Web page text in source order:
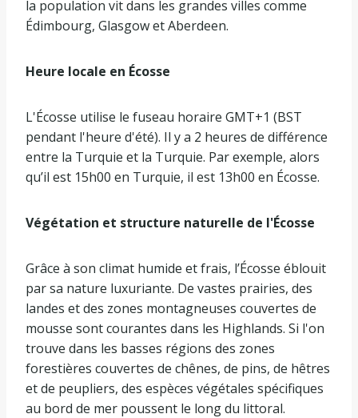
la population vit dans les grandes villes comme
Édimbourg, Glasgow et Aberdeen.
Heure locale en Écosse
L'Écosse utilise le fuseau horaire GMT+1 (BST
pendant l'heure d'été). Il y a 2 heures de différence
entre la Turquie et la Turquie. Par exemple, alors
qu’il est 15h00 en Turquie, il est 13h00 en Écosse.
Végétation et structure naturelle de l'Écosse
Grâce à son climat humide et frais, l’Écosse éblouit
par sa nature luxuriante. De vastes prairies, des
landes et des zones montagneuses couvertes de
mousse sont courantes dans les Highlands. Si l'on
trouve dans les basses régions des zones
forestières couvertes de chênes, de pins, de hêtres
et de peupliers, des espèces végétales spécifiques
au bord de mer poussent le long du littoral.